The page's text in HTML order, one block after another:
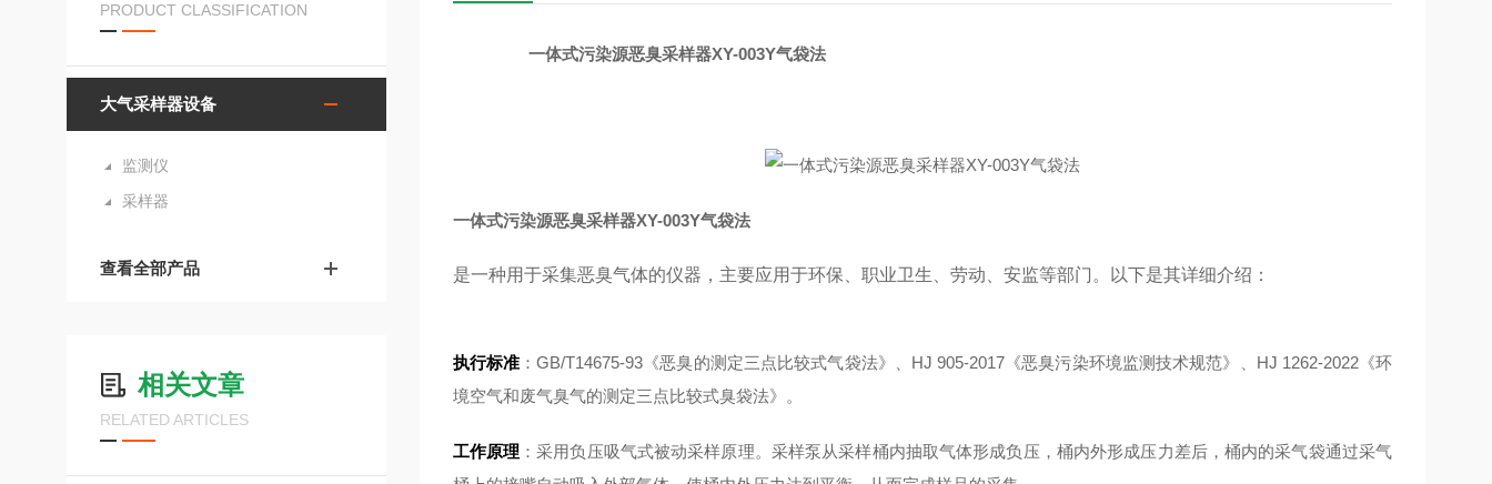
PRODUCT CLASSIFICATION
大气采样器设备
监测仪
采样器
查看全部产品
相关文章
RELATED ARTICLES
一体式污染源恶臭采样器XY-003Y气袋法
一体式污染源恶臭采样器XY-003Y气袋法
是一种用于采集恶臭气体的仪器，主要应用于环保、职业卫生、劳动、安监等部门。以下是其详细介绍：
执行标准 ：GB/T14675-93《恶臭的测定三点比较式气袋法》、HJ 905-2017《恶臭污染环境监测技术规范》、HJ 1262-2022《环
境空气和废气臭气的测定三点比较式臭袋法》。
工作原理 ：采用负压吸气式被动采样原理。采样泵从采样桶内抽取气体形成负压，桶内外形成压力差后，桶内的采气袋通过采气